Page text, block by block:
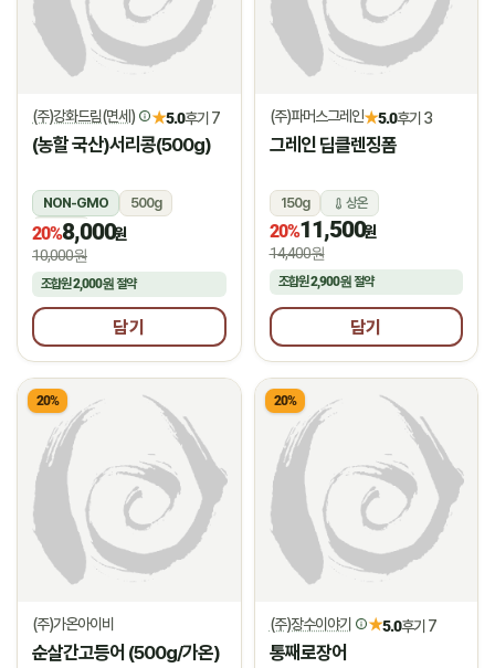
(주)강화드림(면세) ★5.0후기 7
(농할 국산)서리콩(500g)
NON-GMO
500g
상온
20%8,000원
10,000원
조합원2,000원 절약
담기
(주)파머스그레인★5.0후기 3
그레인 딥클렌징폼
150g 상온
20%11,500원
14,400원
조합원2,900원절약
담기
20%
(주)가온아이비
순살간고등어 (500g/가온)
20%
(주)장수이야기 ★5.0후기 7
통째로장어